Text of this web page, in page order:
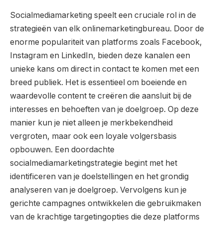
Socialmediamarketing speelt een cruciale rol in de
strategieën van elk onlinemarketingbureau. Door de
enorme populariteit van platforms zoals Facebook,
Instagram en LinkedIn, bieden deze kanalen een
unieke kans om direct in contact te komen met een
breed publiek. Het is essentieel om boeiende en
waardevolle content te creëren die aansluit bij de
interesses en behoeften van je doelgroep. Op deze
manier kun je niet alleen je merkbekendheid
vergroten, maar ook een loyale volgersbasis
opbouwen. Een doordachte
socialmediamarketingstrategie begint met het
identificeren van je doelstellingen en het grondig
analyseren van je doelgroep. Vervolgens kun je
gerichte campagnes ontwikkelen die gebruikmaken
van de krachtige targetingopties die deze platforms